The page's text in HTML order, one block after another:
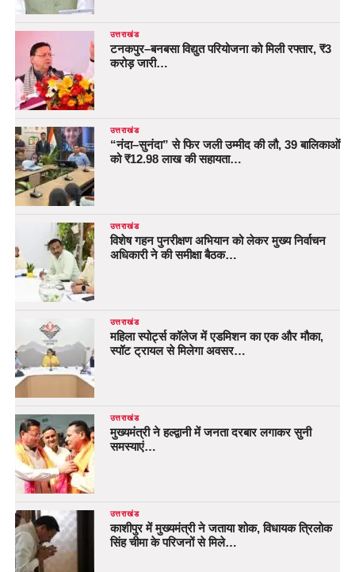
उत्तराखंड
टनकपुर–बनबसा विद्युत परियोजना को मिली रफ्तार, ₹3
करोड़ जारी…
उत्तराखंड
“नंदा–सुनंदा” से फिर जली उम्मीद की लौ, 39 बालिकाओं
को ₹12.98 लाख की सहायता…
उत्तराखंड
विशेष गहन पुनरीक्षण अभियान को लेकर मुख्य निर्वाचन
अधिकारी ने की समीक्षा बैठक…
उत्तराखंड
महिला स्पोर्ट्स कॉलेज में एडमिशन का एक और मौका,
स्पॉट ट्रायल से मिलेगा अवसर…
उत्तराखंड
मुख्यमंत्री ने हल्द्वानी में जनता दरबार लगाकर सुनी
समस्याएं…
उत्तराखंड
काशीपुर में मुख्यमंत्री ने जताया शोक, विधायक त्रिलोक
सिंह चीमा के परिजनों से मिले…